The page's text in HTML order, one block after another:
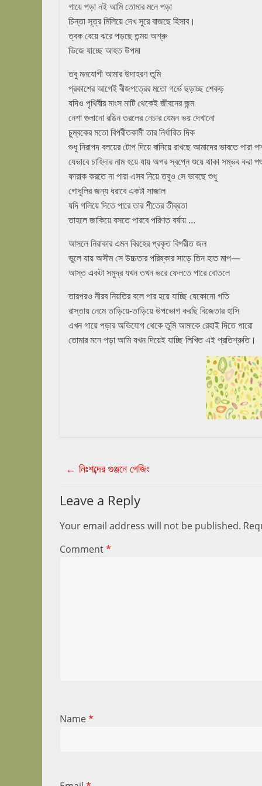
abekshan.com
গায়ে পড়া নই আমি তোমার মনে পড়া
চিন্তা সূত্র মিলিয়ে দেখ সুরে বাজছে হিসাব।
ত্বক বেয়ে ঝরে পড়ছে তন্ময় অশ্রু
ভিজে যাচ্ছে আহত উপমা
তবু মনযোগী আমার উদাহরণ তুমি
প্রকাশের আগেই বীজপত্রের মতো গর্ভে ছড়াচ্ছ শেকড়
যদিও পৃথিবীর মাংস মাটি থেকেই জীবনের জন্ম
নেশা গুলানো রঙিন তরলের নেচার যেমন ভয় দেখানো
চুম্বকের মতো বিপরীতকামী তার নির্ধারিত দিক
শুধু নিরাপদ বলয়ের টোপ দিয়ে বানিয়ে রাখছে আমাদের ভাবতে পারা
যেভাবে চাহিদার নাম হয়ে যায় অপর স্বপ্নে শুয়ে থাকা সম্ভব করা
ফারাক করতে না পারা এসব নিয়ে তবুও সে ভাবছে শুধু
গোধূলির জন্য ধরাবে একটা সাজাল
যদি গলিয়ে দিতে পারে তার শীতের তীব্রতা
তাহলে জাকিয়ে বসতে পারবে পরিণত বর্ষায় …
আসলে নিরাকার এমন বিরহের প্রকৃত বিপরীত জল
ভুলে যায় অসীম সে উচ্চতার পরিষ্কার সাড়ে তিন হাত মাপ—
আস্ত একটা সমুদ্র যখন তখন ভরে ফেলতে পারে বোতলে
তারপরও নীরব নিয়তির বলে পার হয়ে যাচ্ছি যেকোনো গতি
রাস্তায় নেমে তাড়িয়ে-তাড়িয়ে উপভোগ করছি বিজেতার হাসি
এখন গায়ে পড়ার অভিযোগ থেকে তুমি আমাকে রেহাই দিতে পারো
তোমার মনে পড়া আমি যখন দিয়েই যাচ্ছি লিখিত এই প্রতিশ্রুতি।
← নিঃশব্দের গুঞ্জনে গেজিং
Leave a Reply
Your email address will not be published.
Comment*
Name*